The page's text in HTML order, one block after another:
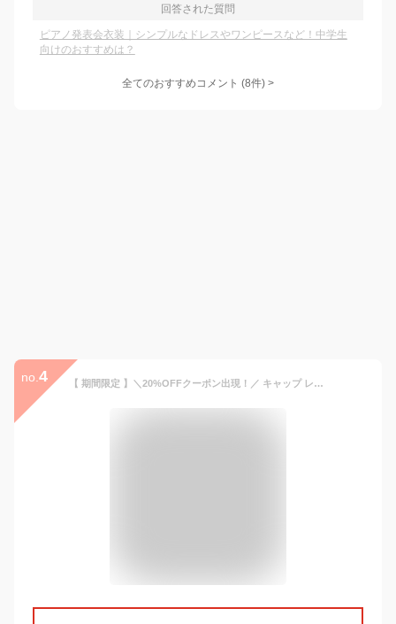
回答された質問
ピアノ発表会衣装｜シンプルなドレスやワンピースなど！中学生
向けのおすすめは？
全てのおすすめコメント (8件) >
no. 4 【 期間限定 】＼20%OFFクーポン出現！／ キャップ レディース 深め uv おしゃれ メンズ 夏用 ブランド キッズ 帽子 無地 春夏 接触冷感 涼しい uvカット シンプル コットン メッシュ 大きめ ベースボールキャップ ランニング 汗染み 防止 洗える